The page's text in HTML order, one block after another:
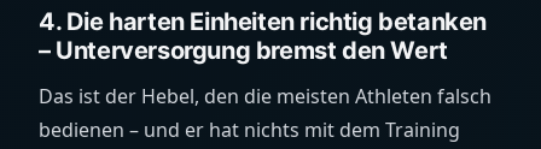
4. Die harten Einheiten richtig betanken
– Unterversorgung bremst den Wert
Das ist der Hebel, den die meisten Athleten falsch
bedienen – und er hat nichts mit dem Training